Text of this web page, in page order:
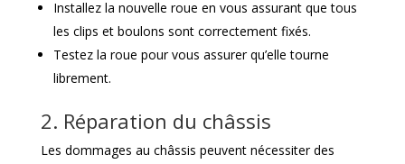
Installez la nouvelle roue en vous assurant que tous
les clips et boulons sont correctement fixés.
Testez la roue pour vous assurer qu’elle tourne
librement.
2. Réparation du châssis
Les dommages au châssis peuvent nécessiter des